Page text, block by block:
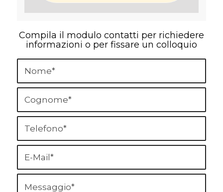
Compila il modulo contatti per richiedere
informazioni o per fissare un colloquio